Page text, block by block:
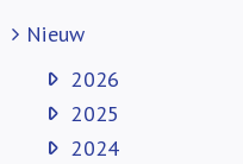
Nieuw
2026
2025
2024